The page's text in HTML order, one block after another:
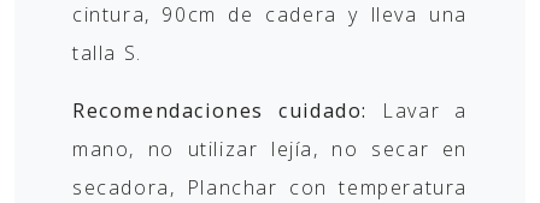
cintura, 90cm de cadera y lleva una
talla S.
Recomendaciones cuidado:
Lavar a
mano, no utilizar lejía, no secar en
secadora, Planchar con temperatura